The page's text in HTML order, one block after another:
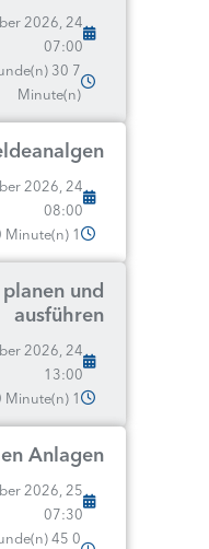
2026,
07:00
30
Minute(n)
2026,
08:00
1 Stunde(n) 0 Minute(n)
und
ausführen
2026,
13:00
1 Stunde(n) 0 Minute(n)
Anlagen“
2026,
07:30
45